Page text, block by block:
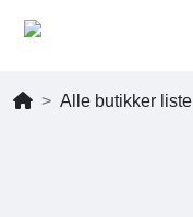
Alle butikker liste